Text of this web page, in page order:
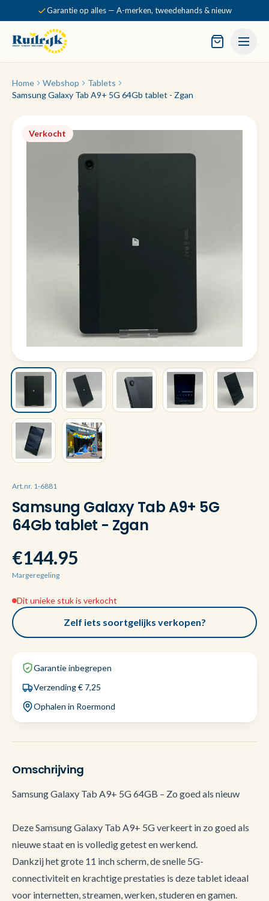
Garantie op alles — A-merken, tweedehands & nieuw
Home Webshop
Tablets
Samsung Galaxy Tab A9+ 5G 64Gb tablet - Zgan
Verkocht
Art.nr. 1-6881
Samsung Galaxy Tab A9+ 5G
64Gb tablet - Zgan
€144.95
Margeregeling
Dit unieke stuk is verkocht
Zelf iets soortgelijks verkopen?
Garantie inbegrepen
Verzending € 7,25
Ophalen in Roermond
Omschrijving
Samsung Galaxy Tab A9+ 5G 64GB – Zo goed als nieuw
Deze Samsung Galaxy Tab A9+ 5G verkeert in zo goed als
nieuwe staat en is volledig getest en werkend.
Dankzij het grote 11 inch scherm, de snelle 5G-
connectiviteit en krachtige prestaties is deze tablet ideaal
voor internetten, streamen, werken, studeren en gamen.